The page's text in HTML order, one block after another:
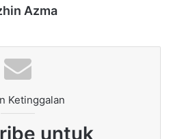
Azma
Ketinggalan
untuk